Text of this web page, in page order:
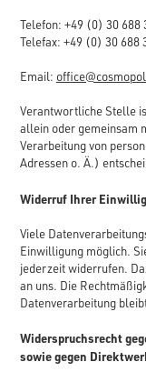
Telefon: +49 (0) 30 688
Telefax: +49 (0) 30 688
Email:
Verantwortliche Stelle
allein oder gemeinsam
Verarbeitung von
Adressen o. Ä.)
Widerruf Ihrer
Viele
Einwilligung möglich.
jederzeit widerrufen.
an uns. Die
Datenverarbeitung
Widerspruchsrecht
sowie gegen